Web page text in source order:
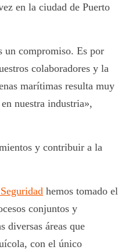
en la ciudad de Puerto
un compromiso. Es por
colaboradores y la
marítimas resulta muy
nuestra industria»,
y contribuir a la
hemos tomado el
conjuntos y
diversas áreas que
con el único